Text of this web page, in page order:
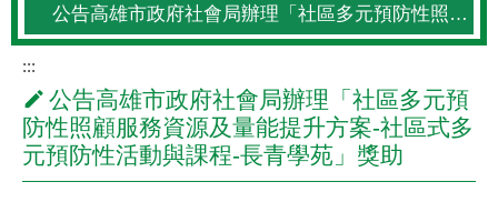
公告高雄市政府社會局辦理「社區多元預防性照顧服務資源及量能提升方案-社區式多元預防性活動與課程-長青學苑」獎助
:::
公告高雄市政府社會局辦理「社區多元預
防性照顧服務資源及量能提升方案-社區式多
元預防性活動與課程-長青學苑」獎助